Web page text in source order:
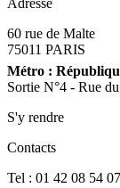
60 rue de Malte
75011 PARIS
Métro :
Sortie N°4 - Rue
S'y rendre
Contacts
Tel : 01 42 08 54 07